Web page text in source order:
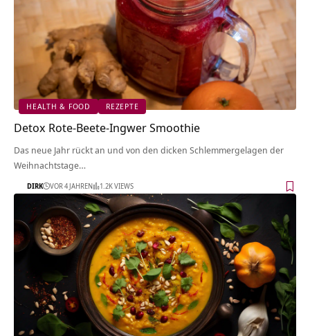
HEALTH & FOOD REZEPTE
Detox Rote-Beete-Ingwer Smoothie
Das neue Jahr rückt an und von den dicken Schlemmergelagen der
Weihnachtstage…
DIRK VOR 4 JAHREN 1.2K VIEWS